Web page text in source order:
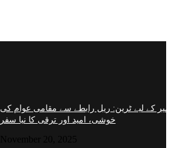
کے لیے ٹرین: ریل رابطے سے مقامی عوام کی
خوشی، امید اور ترقی کا نیا سفر